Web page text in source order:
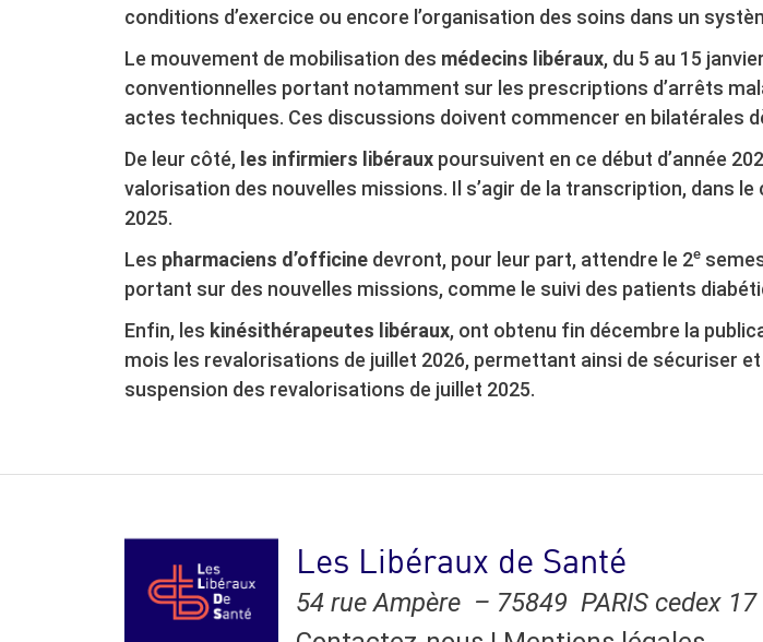
conditions d’exercice ou encore l’organisation des soins dans un
Le mouvement de mobilisation des médecins libéraux, du 5 au 15
conventionnelles portant notamment sur les prescriptions d’arrêts
actes techniques. Ces discussions doivent commencer en bilatérales
De leur côté, les infirmiers libéraux poursuivent en ce début d’année
valorisation des nouvelles missions. Il s’agir de la transcription, dans
2025.
Les pharmaciens d’officine devront, pour leur part, attendre le 2e
portant sur des nouvelles missions, comme le suivi des patients
Enfin, les kinésithérapeutes libéraux, ont obtenu fin décembre la
mois les revalorisations de juillet 2026, permettant ainsi de sécuriser
suspension des revalorisations de juillet 2025.
Les Libéraux de Santé
54 rue Ampère – 75849 PARIS cedex 17